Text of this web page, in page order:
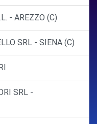
- AREZZO (C)
SRL - SIENA (C)
SRL -